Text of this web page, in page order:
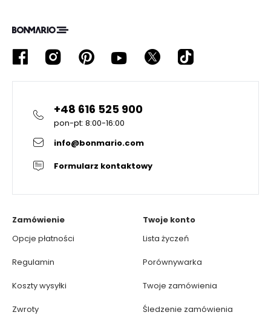
+48 616 525 900
pon-pt: 8:00-16:00
info@bonmario.com
Formularz kontaktowy
Zamówienie
Opcje płatności
Regulamin
Koszty wysyłki
Zwroty
Twoje konto
Lista życzeń
Porównywarka
Twoje zamówienia
Śledzenie zamówienia